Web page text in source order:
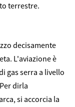
terrestre.
decisamente
L'aviazione è
gas serra a livello
dirla
si accorcia la